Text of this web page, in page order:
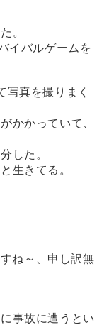
。
イバルゲームを
写真を撮りまく
かかっていて、
した。
生きてる。
ね～、申し訳無
事故に遭うとい